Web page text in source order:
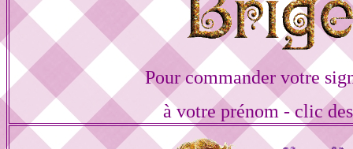
Pour commander votre
à votre prénom - clic